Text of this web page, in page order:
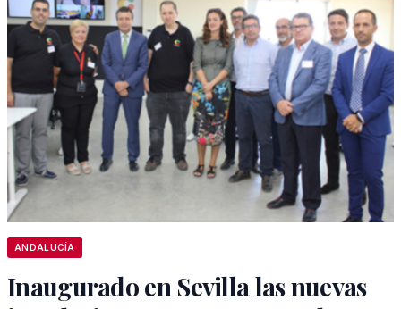
ANDALUCÍA
Inaugurado en Sevilla las nuevas